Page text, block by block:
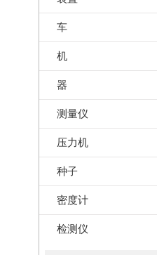
车
机
器
测量仪
压力机
种子
密度计
检测仪